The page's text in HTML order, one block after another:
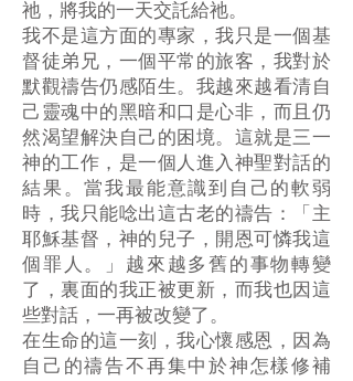
祂，將我的一天交託給祂。
我不是這方面的專家，我只是一個基
督徒弟兄，一個平常的旅客，我對於
默觀禱告仍感陌生。我越來越看清自
己靈魂中的黑暗和口是心非，而且仍
然渴望解決自己的困境。這就是三一
神的工作，是一個人進入神聖對話的
結果。當我最能意識到自己的軟弱
時，我只能唸出這古老的禱告：「主
耶穌基督，神的兒子，開恩可憐我這
個罪人。」越來越多舊的事物轉變
了，裏面的我正被更新，而我也因這
些對話，一再被改變了。
在生命的這一刻，我心懷感恩，因為
自己的禱告不再集中於神怎樣修補